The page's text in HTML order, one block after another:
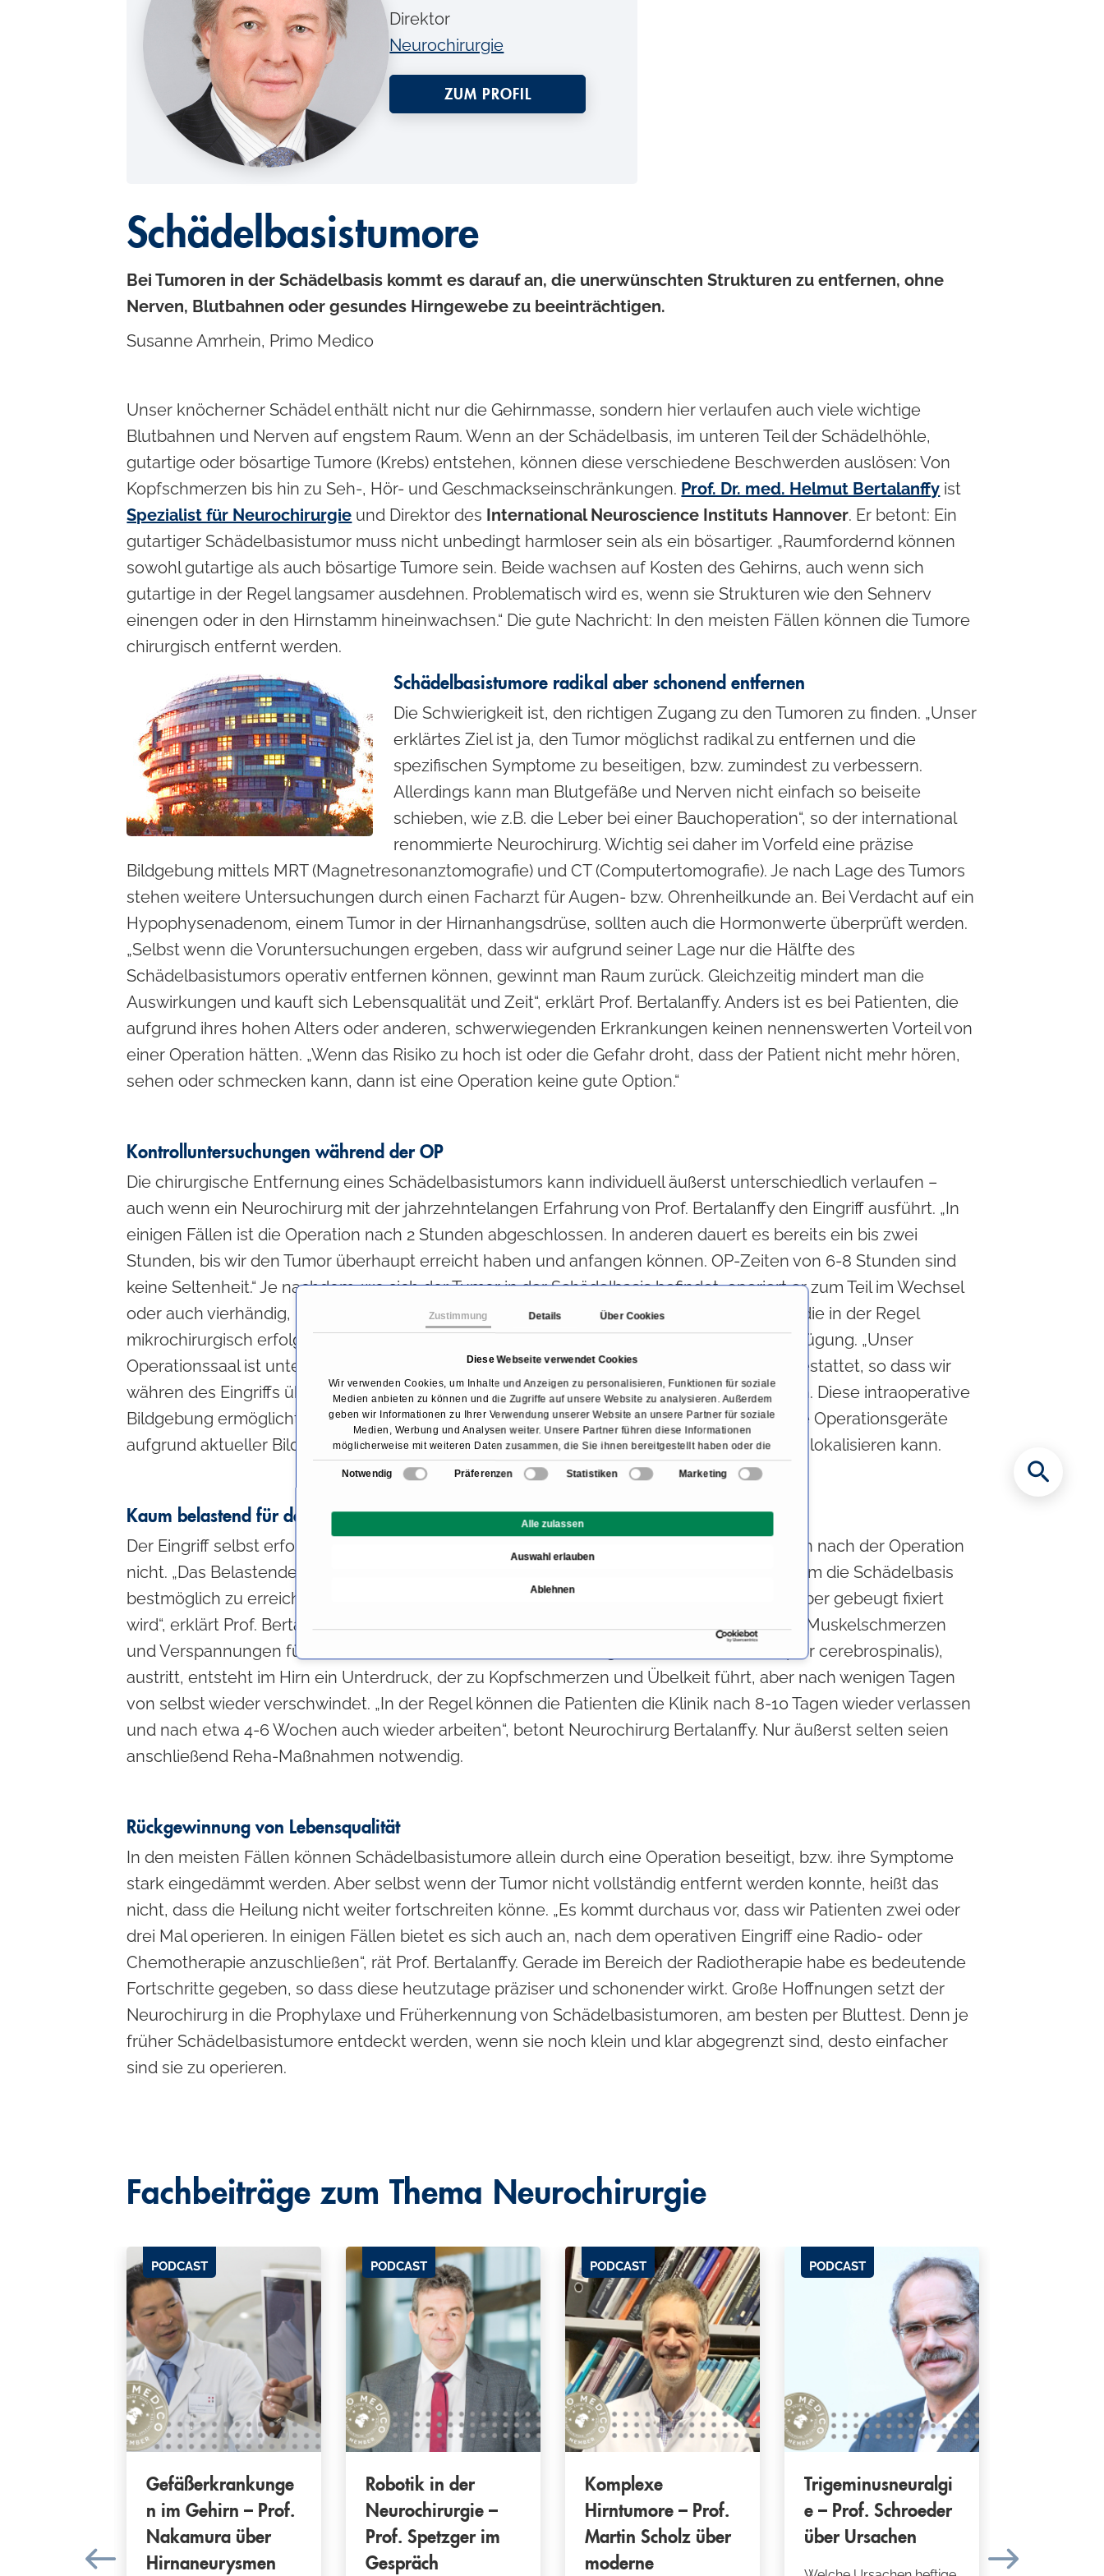
Zustimmung Details Über Cookies
Diese Webseite verwendet Cookies
Wir verwenden Cookies, um Inhalte und Anzeigen zu personalisieren, Funktionen für soziale
Medien anbieten zu können und die Zugriffe auf unsere Website zu analysieren. Außerdem
geben wir Informationen zu Ihrer Verwendung unserer Website an unsere Partner für soziale
Medien, Werbung und Analysen weiter. Unsere Partner führen diese Informationen
möglicherweise mit weiteren Daten zusammen, die Sie ihnen bereitgestellt haben oder die
sie im Rahmen Ihrer Nutzung der Dienste gesammelt haben.
E
n
g
g
s
a
s
h
Notwendig Präferenzen Statistiken Marketing
Ablehnen
Auswahl erlauben
Alle zulassen
Direktor
Neurochirurgie
ZUM PROFIL
Schädelbasistumore
Bei Tumoren in der Schädelbasis kommt es darauf an, die unerwünschten Strukturen zu entfernen, ohne
Nerven, Blutbahnen oder gesundes Hirngewebe zu beeinträchtigen.
Susanne Amrhein, Primo Medico
Unser knöcherner Schädel enthält nicht nur die Gehirnmasse, sondern hier verlaufen auch viele wichtige
Blutbahnen und Nerven auf engstem Raum. Wenn an der Schädelbasis, im unteren Teil der Schädelhöhle,
gutartige oder bösartige Tumore (Krebs) entstehen, können diese verschiedene Beschwerden auslösen: Von
Kopfschmerzen bis hin zu Seh-, Hör- und Geschmackseinschränkungen. Prof. Dr. med. Helmut Bertalanffy ist
Spezialist für Neurochirurgie und Direktor des International Neuroscience Instituts Hannover. Er betont: Ein
gutartiger Schädelbasistumor muss nicht unbedingt harmloser sein als ein bösartiger. „Raumfordernd können
sowohl gutartige als auch bösartige Tumore sein. Beide wachsen auf Kosten des Gehirns, auch wenn sich
gutartige in der Regel langsamer ausdehnen. Problematisch wird es, wenn sie Strukturen wie den Sehnerv
einengen oder in den Hirnstamm hineinwachsen.“ Die gute Nachricht: In den meisten Fällen können die Tumore
chirurgisch entfernt werden.
Schädelbasistumore radikal aber schonend entfernen
Die Schwierigkeit ist, den richtigen Zugang zu den Tumoren zu finden. „Unser
erklärtes Ziel ist ja, den Tumor möglichst radikal zu entfernen und die
spezifischen Symptome zu beseitigen, bzw. zumindest zu verbessern.
Allerdings kann man Blutgefäße und Nerven nicht einfach so beiseite
schieben, wie z.B. die Leber bei einer Bauchoperation“, so der international
renommierte Neurochirurg. Wichtig sei daher im Vorfeld eine präzise
Bildgebung mittels MRT (Magnetresonanztomografie) und CT (Computertomografie). Je nach Lage des Tumors
stehen weitere Untersuchungen durch einen Facharzt für Augen- bzw. Ohrenheilkunde an. Bei Verdacht auf ein
Hypophysenadenom, einem Tumor in der Hirnanhangsdrüse, sollten auch die Hormonwerte überprüft werden.
„Selbst wenn die Voruntersuchungen ergeben, dass wir aufgrund seiner Lage nur die Hälfte des
Schädelbasistumors operativ entfernen können, gewinnt man Raum zurück. Gleichzeitig mindert man die
Auswirkungen und kauft sich Lebensqualität und Zeit“, erklärt Prof. Bertalanffy. Anders ist es bei Patienten, die
aufgrund ihres hohen Alters oder anderen, schwerwiegenden Erkrankungen keinen nennenswerten Vorteil von
einer Operation hätten. „Wenn das Risiko zu hoch ist oder die Gefahr droht, dass der Patient nicht mehr hören,
sehen oder schmecken kann, dann ist eine Operation keine gute Option.“
Kontrolluntersuchungen während der OP
Die chirurgische Entfernung eines Schädelbasistumors kann individuell äußerst unterschiedlich verlaufen –
auch wenn ein Neurochirurg mit der jahrzehntelangen Erfahrung von Prof. Bertalanffy den Eingriff ausführt. „In
einigen Fällen ist die Operation nach 2 Stunden abgeschlossen. In anderen dauert es bereits ein bis zwei
Stunden, bis wir den Tumor überhaupt erreicht haben und anfangen können. OP-Zeiten von 6-8 Stunden sind
keine Seltenheit.“ Je nachdem, wo sich der Tumor in der Schädelbasis befindet, operiert er zum Teil im Wechsel
oder auch vierhändig, unterstützt von HNO- oder Kieferchirurgen. Während der Eingriffe, die in der Regel
mikrochirurgisch erfolgen, stehen dem Team im OP modernste Kontrolltechniken zur Verfügung. „Unser
Operationssaal ist unter anderem mit einem hochauflösenden Kernspintomografen ausgestattet, so dass wir
währen des Eingriffs überprüfen können, wie viel Tumorgewebe wir bereits entfernt haben. Diese intraoperative
Bildgebung ermöglicht auch die präzise Neuronavigation, bei der ein Computersystem die Operationsgeräte
aufgrund aktueller Bilder und zuvor aufgenommenen Patientenkoordinaten genauestens lokalisieren kann.
Kaum belastend für den Patienten
Der Eingriff selbst erfolgt in Vollnarkose. Nennenswerte Schmerzen leidet der Patient auch nach der Operation
nicht. „Das Belastende an der Operation ist die ungewöhnliche Lagerung des Patienten. Um die Schädelbasis
bestmöglich zu erreichen, wird er sitzend oder halbsitzend operiert, wobei der Kopf vornüber gebeugt fixiert
wird“, erklärt Prof. Bertalanffy. Diese ungewohnte Haltung über mehrere Stunden kann zu Muskelschmerzen
und Verspannungen führen. Für den Fall, dass während des Eingriffs Nervenwasser (Liquor cerebrospinalis),
austritt, entsteht im Hirn ein Unterdruck, der zu Kopfschmerzen und Übelkeit führt, aber nach wenigen Tagen
von selbst wieder verschwindet. „In der Regel können die Patienten die Klinik nach 8-10 Tagen wieder verlassen
und nach etwa 4-6 Wochen auch wieder arbeiten“, betont Neurochirurg Bertalanffy. Nur äußerst selten seien
anschließend Reha-Maßnahmen notwendig.
Rückgewinnung von Lebensqualität
In den meisten Fällen können Schädelbasistumore allein durch eine Operation beseitigt, bzw. ihre Symptome
stark eingedämmt werden. Aber selbst wenn der Tumor nicht vollständig entfernt werden konnte, heißt das
nicht, dass die Heilung nicht weiter fortschreiten könne. „Es kommt durchaus vor, dass wir Patienten zwei oder
drei Mal operieren. In einigen Fällen bietet es sich auch an, nach dem operativen Eingriff eine Radio- oder
Chemotherapie anzuschließen“, rät Prof. Bertalanffy. Gerade im Bereich der Radiotherapie habe es bedeutende
Fortschritte gegeben, so dass diese heutzutage präziser und schonender wirkt. Große Hoffnungen setzt der
Neurochirurg in die Prophylaxe und Früherkennung von Schädelbasistumoren, am besten per Bluttest. Denn je
früher Schädelbasistumore entdeckt werden, wenn sie noch klein und klar abgegrenzt sind, desto einfacher
sind sie zu operieren.
Fachbeiträge zum Thema Neurochirurgie
PODCAST
Gefäßerkrankunge
n im Gehirn – Prof.
Nakamura über
Hirnaneurysmen
PODCAST
Robotik in der
Neurochirurgie –
Prof. Spetzger im
Gespräch
PODCAST
Komplexe
Hirntumore – Prof.
Martin Scholz über
moderne
PODCAST
Trigeminusneuralgi
e – Prof. Schroeder
über Ursachen